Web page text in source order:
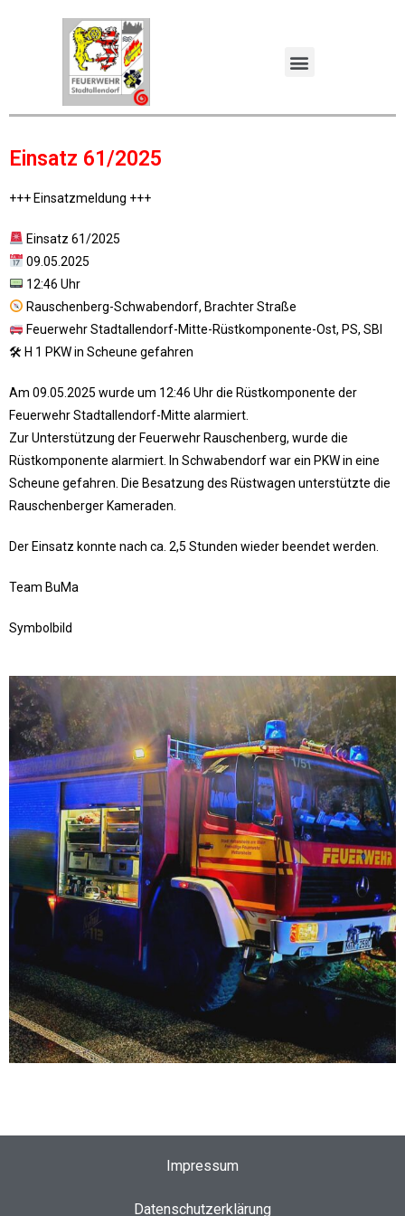
Einsatz 61/2025
+++ Einsatzmeldung +++
Einsatz 61/2025
09.05.2025
12:46 Uhr
Rauschenberg-Schwabendorf, Brachter Straße
Feuerwehr Stadtallendorf-Mitte-Rüstkomponente-Ost, PS, SBI
🛠 H 1 PKW in Scheune gefahren
Am 09.05.2025 wurde um 12:46 Uhr die Rüstkomponente der
Feuerwehr Stadtallendorf-Mitte alarmiert.
Zur Unterstützung der Feuerwehr Rauschenberg, wurde die
Rüstkomponente alarmiert. In Schwabendorf war ein PKW in eine
Scheune gefahren. Die Besatzung des Rüstwagen unterstützte die
Rauschenberger Kameraden.
Der Einsatz konnte nach ca. 2,5 Stunden wieder beendet werden.
Team BuMa
Symbolbild
Impressum
Datenschutzerklärung